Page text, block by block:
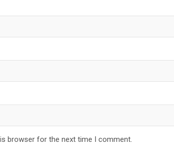
browser for the next time I comment.